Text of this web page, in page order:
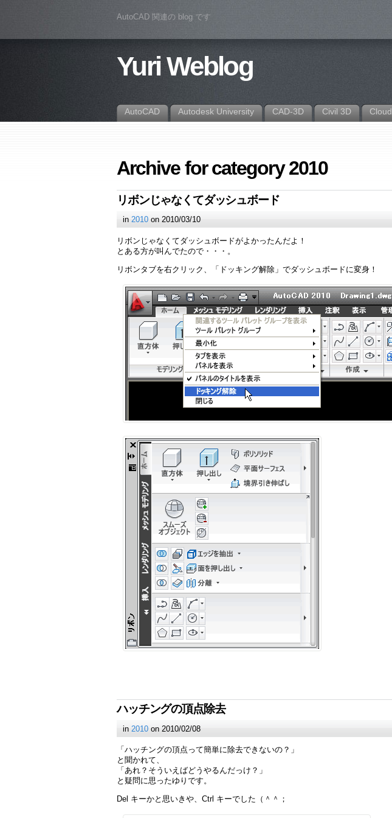
AutoCAD 関連の blog です
Yuri Weblog
AutoCAD Autodesk University CAD-3D Civil 3D Cloud
Archive for category 2010
リボンじゃなくてダッシュボード
in 2010 on 2010/03/10
リボンじゃなくてダッシュボードがよかったんだよ！
とある方が叫んでたので・・・。
リボンタブを右クリック、「ドッキング解除」でダッシュボードに変身！
ハッチングの頂点除去
in 2010 on 2010/02/08
「ハッチングの頂点って簡単に除去できないの？」
と聞かれて、
「あれ？そういえばどうやるんだっけ？」
と疑問に思ったゆりです。
Del キーかと思いきや、Ctrl キーでした（＾＾；